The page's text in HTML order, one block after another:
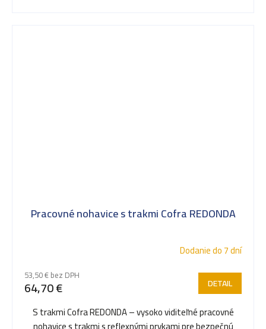
Pracovné nohavice s trakmi Cofra REDONDA
Dodanie do 7 dní
53,50 € bez DPH
64,70 € DETAIL
S trakmi Cofra REDONDA – vysoko viditeľné pracovné